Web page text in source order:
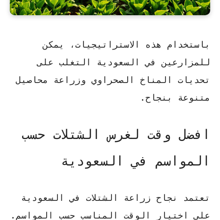
باستخدام هذه الاستراتيجيات، يمكن
للمزارعين في السعودية التغلب على
تحديات المناخ الصحراوي وزراعة محاصيل
متنوعة بنجاح.
افضل وقت لغرس الشتلات حسب
المواسم في السعودية
تعتمد نجاح زراعة الشتلات في السعودية
على اختيار الوقت المناسب حسب المواسم.